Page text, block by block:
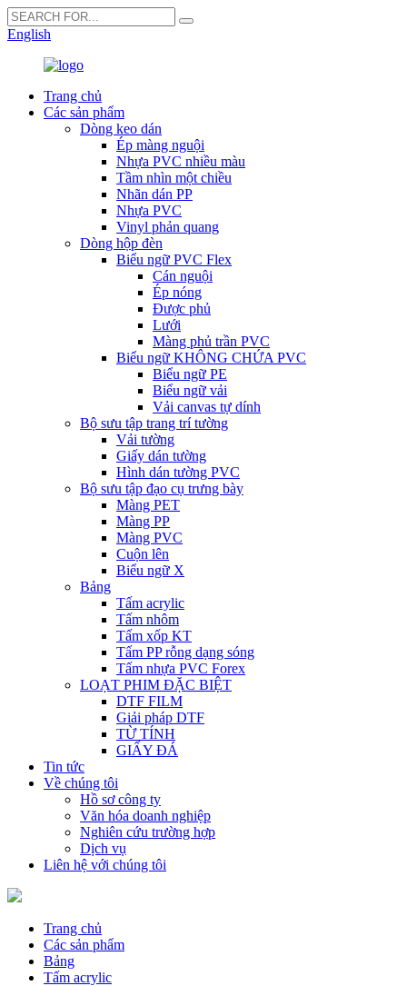
English
Trang chủ
Các sản phẩm
Dòng keo dán
Ép màng nguội
Nhựa PVC nhiều màu
Tầm nhìn một chiều
Nhãn dán PP
Nhựa PVC
Vinyl phản quang
Dòng hộp đèn
Biểu ngữ PVC Flex
Cán nguội
Ép nóng
Được phủ
Lưới
Màng phủ trần PVC
Biểu ngữ KHÔNG CHỨA PVC
Biểu ngữ PE
Biểu ngữ vải
Vải canvas tự dính
Bộ sưu tập trang trí tường
Vải tường
Giấy dán tường
Hình dán tường PVC
Bộ sưu tập đạo cụ trưng bày
Màng PET
Màng PP
Màng PVC
Cuộn lên
Biểu ngữ X
Bảng
Tấm acrylic
Tấm nhôm
Tấm xốp KT
Tấm PP rỗng dạng sóng
Tấm nhựa PVC Forex
LOẠT PHIM ĐẶC BIỆT
DTF FILM
Giải pháp DTF
TỪ TÍNH
GIẤY ĐÁ
Tin tức
Về chúng tôi
Hồ sơ công ty
Văn hóa doanh nghiệp
Nghiên cứu trường hợp
Dịch vụ
Liên hệ với chúng tôi
Trang chủ
Các sản phẩm
Bảng
Tấm acrylic